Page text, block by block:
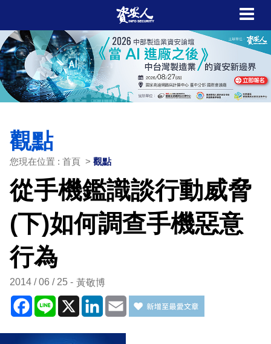
觀點
您現在位置 : 首頁 > 觀點
從手機鑑識談行動威脅
(下)如何調查手機惡意
行為
2014 / 06 / 25 黃敬博
Facebook
Line X LinkedIn
Email